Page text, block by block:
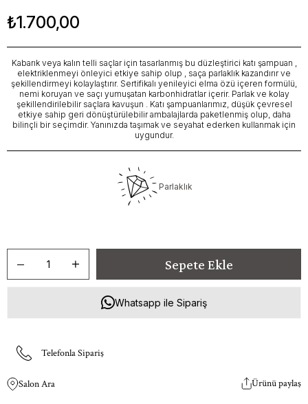
₺1.700,00
Kabarık veya kalın telli saçlar için tasarlanmış bu düzleştirici katı şampuan ,
elektriklenmeyi önleyici etkiye sahip olup , saça parlaklık kazandırır ve
şekillendirmeyi kolaylaştırır. Sertifikalı yenileyici elma özü içeren formülü,
nemi koruyan ve saçı yumuşatan karbonhidratlar içerir. Parlak ve kolay
şekillendirilebilir saçlara kavuşun . Katı şampuanlarımız, düşük çevresel
etkiye sahip geri dönüştürülebilir ambalajlarda paketlenmiş olup, daha
bilinçli bir seçimdir. Yanınızda taşımak ve seyahat ederken kullanmak için
uygundur.
Parlaklık
Whatsapp ile Sipariş
Telefonla Sipariş
Salon Ara Ürünü paylaş